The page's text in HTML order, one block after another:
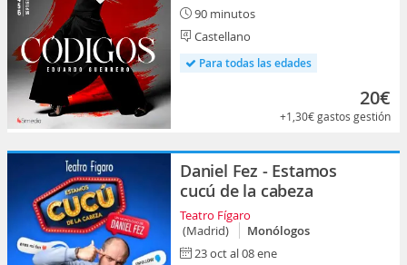
90 minutos
Castellano
Para todas las edades
20€
+1,30€gastos gestión
Daniel Fez - Estamos
cucú de la cabeza
Teatro Fígaro
(Madrid)
Monólogos
23 oct al 08 ene